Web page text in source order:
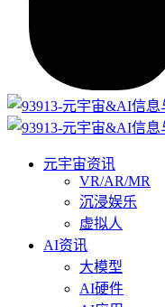
元宇宙资讯
VR/AR/MR
沉浸娱乐
虚拟人
AI资讯
大模型
AI硬件